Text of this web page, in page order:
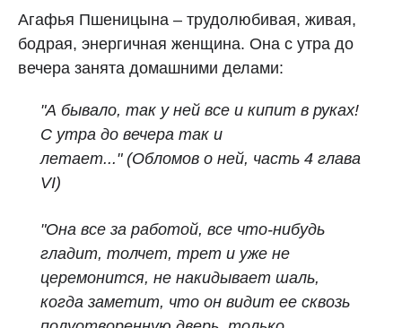
Агафья Пшеницына – трудолюбивая, живая,
бодрая, энергичная женщина. Она с утра до
вечера занята домашними делами:
"А бывало, так у ней все и кипит в руках!
С утра до вечера так и
летает..." (Обломов о ней, часть 4 глава
VI)
"Она все за работой, все что-нибудь
гладит, толчет, трет и уже не
церемонится, не накидывает шаль,
когда заметит, что он видит ее сквозь